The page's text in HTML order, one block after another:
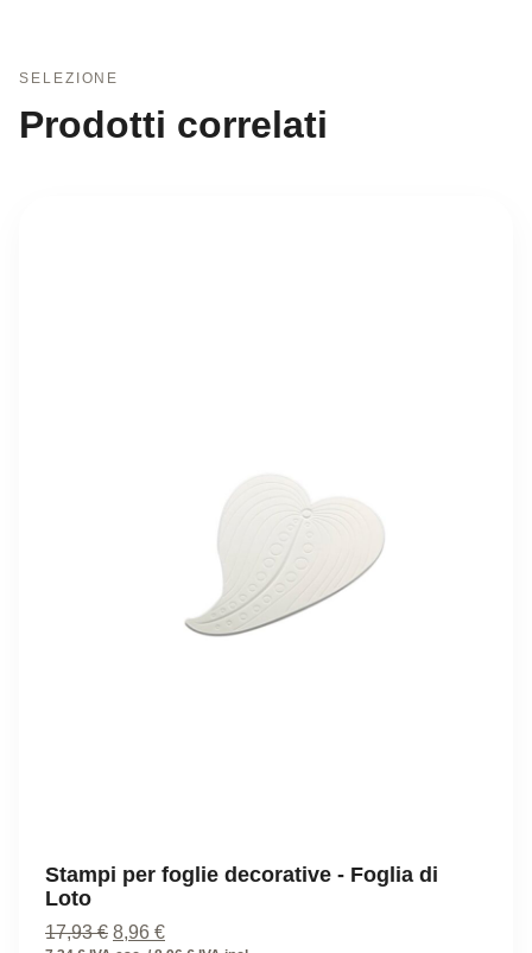
SELEZIONE
Prodotti correlati
Stampi per foglie decorative - Foglia di
Loto
17,93€ Il
8,96 €Il